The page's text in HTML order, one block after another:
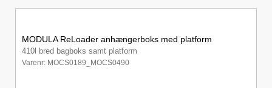
MODULA ReLoader anhængerboks med platform
410l bred bagboks samt platform
Varenr: MOCS0189_MOCS0490